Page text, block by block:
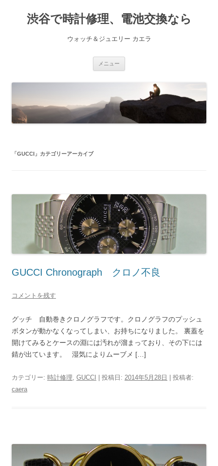
渋谷で時計修理、電池交換なら
ウォッチ＆ジュエリー カエラ
メニュー
ス
キ
プ
「GUCCI 」カテゴリーアーカイブ
GUCCI Chronograph クロノ不良
コメントを残す
グッチ 自動巻きクロノグラフです。クロノグラフのプッシュ
ボタンが動かなくなってしまい、お持ちになりました。 裏蓋を
開けてみるとケースの淵には汚れが溜まっており、その下には
錆が出ています。 湿気によりムーブメ […]
カテゴリー: 時計修理 GUCCI | 投稿日: 2014年5月28日 | 投稿者:
caera